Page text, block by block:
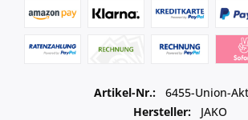
Artikel-Nr.:
6455-Union-
Hersteller:
JAKO